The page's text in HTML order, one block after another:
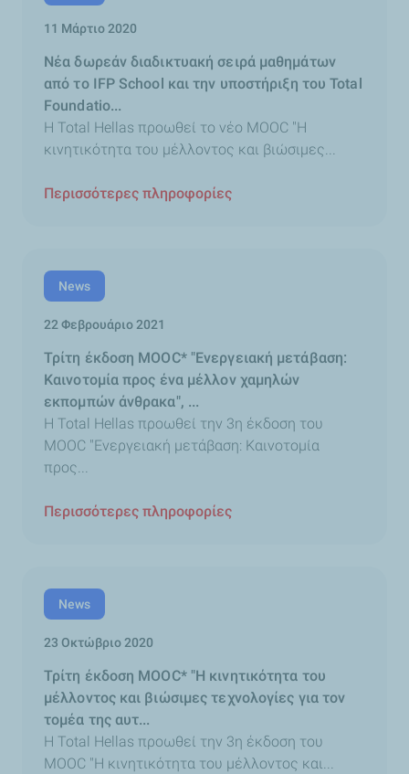
11 Μάρτιο 2020
Νέα δωρεάν διαδικτυακή σειρά μαθημάτων
από το IFP School και την υποστήριξη του Total
Foundatio...
Η Total Hellas προωθεί το νέο MOOC "Η
κινητικότητα του μέλλοντος και βιώσιμες...
Περισσότερες πληροφορίες
News
22 Φεβρουάριο 2021
Τρίτη έκδοση MOOC* "Ενεργειακή μετάβαση:
Καινοτομία προς ένα μέλλον χαμηλών
εκπομπών άνθρακα", ...
Η Total Hellas προωθεί την 3η έκδοση του
MOOC "Ενεργειακή μετάβαση: Καινοτομία
προς...
Περισσότερες πληροφορίες
News
23 Οκτώβριο 2020
Τρίτη έκδοση MOOC* "Η κινητικότητα του
μέλλοντος και βιώσιμες τεχνολογίες για τον
τομέα της αυτ...
Η Total Hellas προωθεί την 3η έκδοση του
MOOC "Η κινητικότητα του μέλλοντος και...